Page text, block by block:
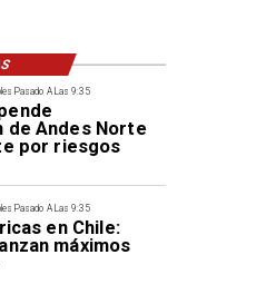
Pasado A Las 9:35
de Andes Norte
por riesgos
Pasado A Las 9:35
en Chile:
máximos